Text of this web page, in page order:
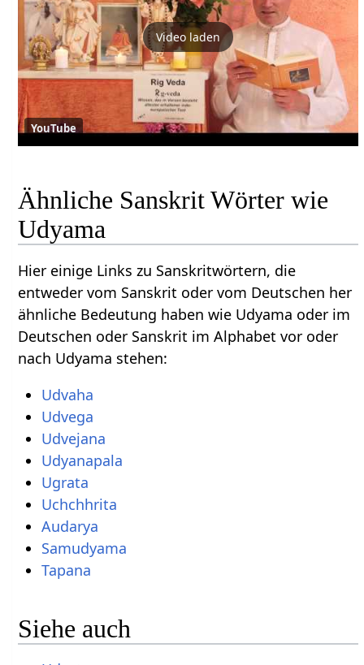
Video laden
YouTube
Ähnliche Sanskrit Wörter wie
Udyama
Hier einige Links zu Sanskritwörtern, die
entweder vom Sanskrit oder vom Deutschen her
ähnliche Bedeutung haben wie Udyama oder im
Deutschen oder Sanskrit im Alphabet vor oder
nach Udyama stehen:
Udvaha
Udvega
Udvejana
Udyanapala
Ugrata
Uchchhrita
Audarya
Samudyama
Tapana
Siehe auch